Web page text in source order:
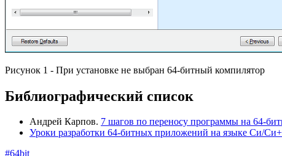
Рисунок 1 - При установке не выбран 64-битный компилятор
Библиографический список
Андрей Карпов. 7 шагов по переносу программы на 64-
Уроки разработки 64-битных приложений на языке Си/
#64bit